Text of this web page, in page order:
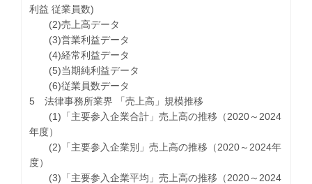
利益 従業員数)
(2)売上高データ
(3)営業利益データ
(4)経常利益データ
(5)当期純利益データ
(6)従業員数データ
5 法律事務所業界 「売上高」規模推移
(1)「主要参入企業合計」売上高の推移（2020～2024
年度）
(2)「主要参入企業別」売上高の推移（2020～2024年
度）
(3)「主要参入企業平均」売上高の推移（2020～2024